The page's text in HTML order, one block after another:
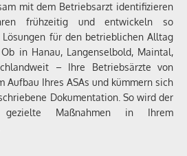
mit dem Betriebsarzt identifizieren
frühzeitig und entwickeln so
für den betrieblichen Alltag
in Hanau, Langenselbold, Maintal,
– Ihre Betriebsärzte von
Aufbau Ihres ASAs und kümmern sich
Dokumentation. So wird der
gezielte Maßnahmen in Ihrem